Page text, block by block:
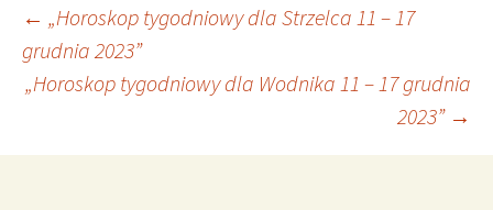
Nawigacja
wpisu
← „Horoskop tygodniowy dla Strzelca 11 – 17
grudnia 2023”
„Horoskop tygodniowy dla Wodnika 11 – 17 grudnia
2023” →